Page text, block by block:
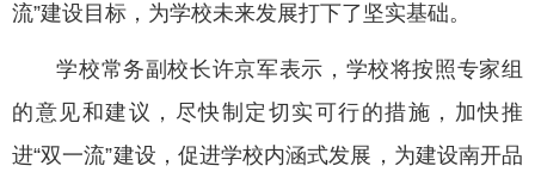
流”建设目标，为学校未来发展打下了坚实基础。
学校常务副校长许京军表示，学校将按照专家组
的意见和建议，尽快制定切实可行的措施，加快推
进“双一流”建设，促进学校内涵式发展，为建设南开品